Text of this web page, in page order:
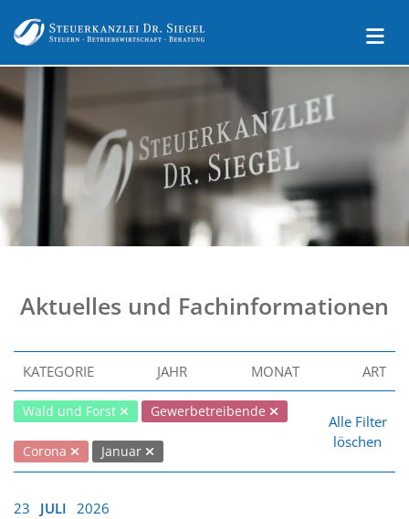
Aktuelles und Fachinformationen
KATEGORIE JAHR MONAT ART
Wald und Forst Gewerbetreibende
Corona Januar
Alle Filter
löschen
23 JULI 2026